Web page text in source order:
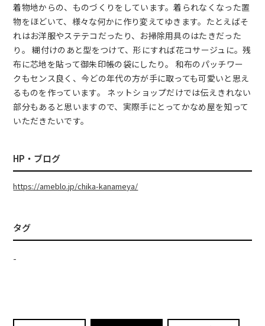
着物地からの、ものづくりをしています。着られなくなった置
物をほどいて、様々な何かに作り変えてゆきます。たとえばそ
れはお洋服やステテコだったり、お掃除用具のはたきだった
り。 糊付けのあと型をつけて、形にすれば花コサージュに。残
布に芯地を貼って御朱印帳の袋にしたり。 和布のパッチワー
クもセンス良く、今どの年代の方が手に取っても可愛いと思え
るものを作っています。 ネットショップだけでは伝えきれない
部分もあると思いますので、実際手にとってかなめ屋を知って
いただきたいです。
HP・ブログ
https://ameblo.jp/chika-kanameya/
タグ
-